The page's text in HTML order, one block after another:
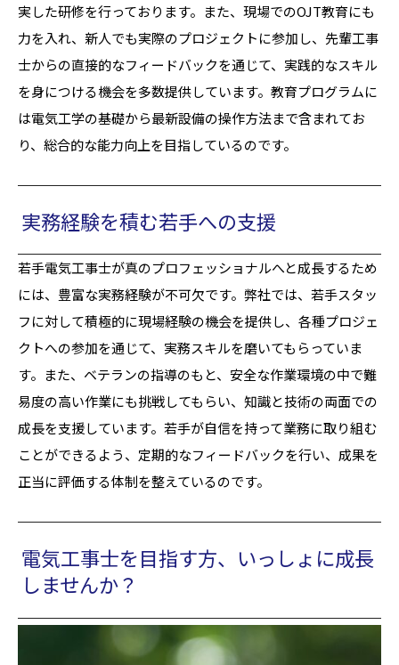
実した研修を行っております。また、現場でのOJT教育にも
力を入れ、新人でも実際のプロジェクトに参加し、先輩工事
士からの直接的なフィードバックを通じて、実践的なスキル
を身につける機会を多数提供しています。教育プログラムに
は電気工学の基礎から最新設備の操作方法まで含まれてお
り、総合的な能力向上を目指しているのです。
実務経験を積む若手への支援
若手電気工事士が真のプロフェッショナルへと成長するため
には、豊富な実務経験が不可欠です。弊社では、若手スタッ
フに対して積極的に現場経験の機会を提供し、各種プロジェ
クトへの参加を通じて、実務スキルを磨いてもらっていま
す。また、ベテランの指導のもと、安全な作業環境の中で難
易度の高い作業にも挑戦してもらい、知識と技術の両面での
成長を支援しています。若手が自信を持って業務に取り組む
ことができるよう、定期的なフィードバックを行い、成果を
正当に評価する体制を整えているのです。
電気工事士を目指す方、いっしょに成長
しませんか？